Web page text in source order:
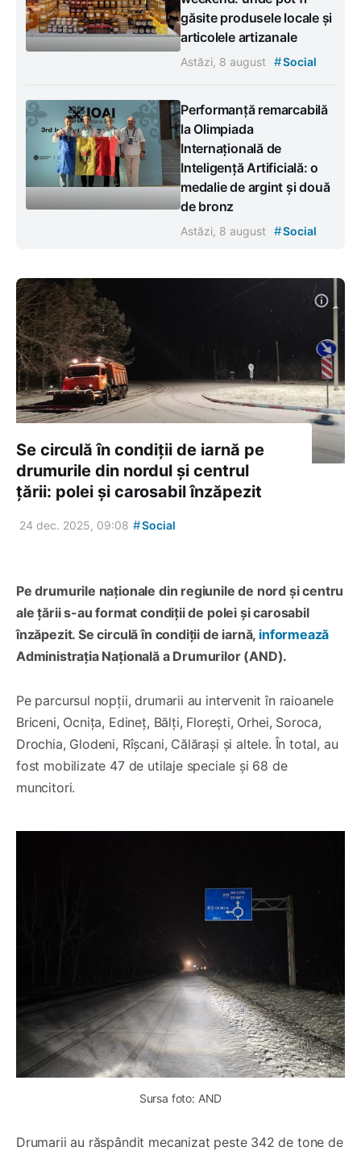
găsite produsele locale și
articolele artizanale
Astăzi, 8 august #Social
Performanță remarcabilă
la Olimpiada
Internațională de
Inteligență Artificială: o
medalie de argint și două
de bronz
Astăzi, 8 august #Social
Se circulă în condiții de iarnă pe
drumurile din nordul și centrul
țării: polei și carosabil înzăpezit
24 dec. 2025, 09:08 #Social
Pe drumurile naționale din regiunile de nord și centru
ale țării s-au format condiții de polei și carosabil
înzăpezit. Se circulă în condiții de iarnă, informează
Administrația Națională a Drumurilor (AND).
Pe parcursul nopții, drumarii au intervenit în raioanele
Briceni, Ocnița, Edineț, Bălți, Florești, Orhei, Soroca,
Drochia, Glodeni, Rîșcani, Călărași și altele. În total, au
fost mobilizate 47 de utilaje speciale și 68 de
muncitori.
Sursa foto: AND
Drumarii au răspândit mecanizat peste 342 de tone de